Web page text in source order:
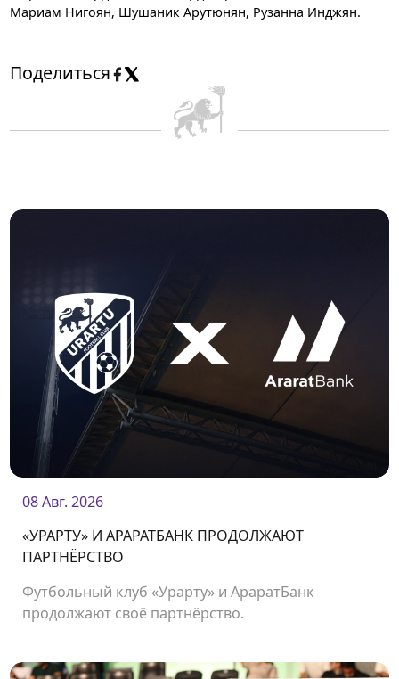
Мариам Нигоян, Шушаник Арутюнян, Рузанна Инджян.
Поделиться
08 Авг. 2026
«УРАРТУ» И АРАРАТБАНК ПРОДОЛЖАЮТ
ПАРТНЁРСТВО
Футбольный клуб «Урарту» и АраратБанк
продолжают своё партнёрство.